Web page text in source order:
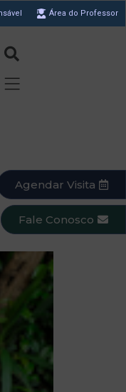
Área do Professor
Agendar Visita
Fale Conosco